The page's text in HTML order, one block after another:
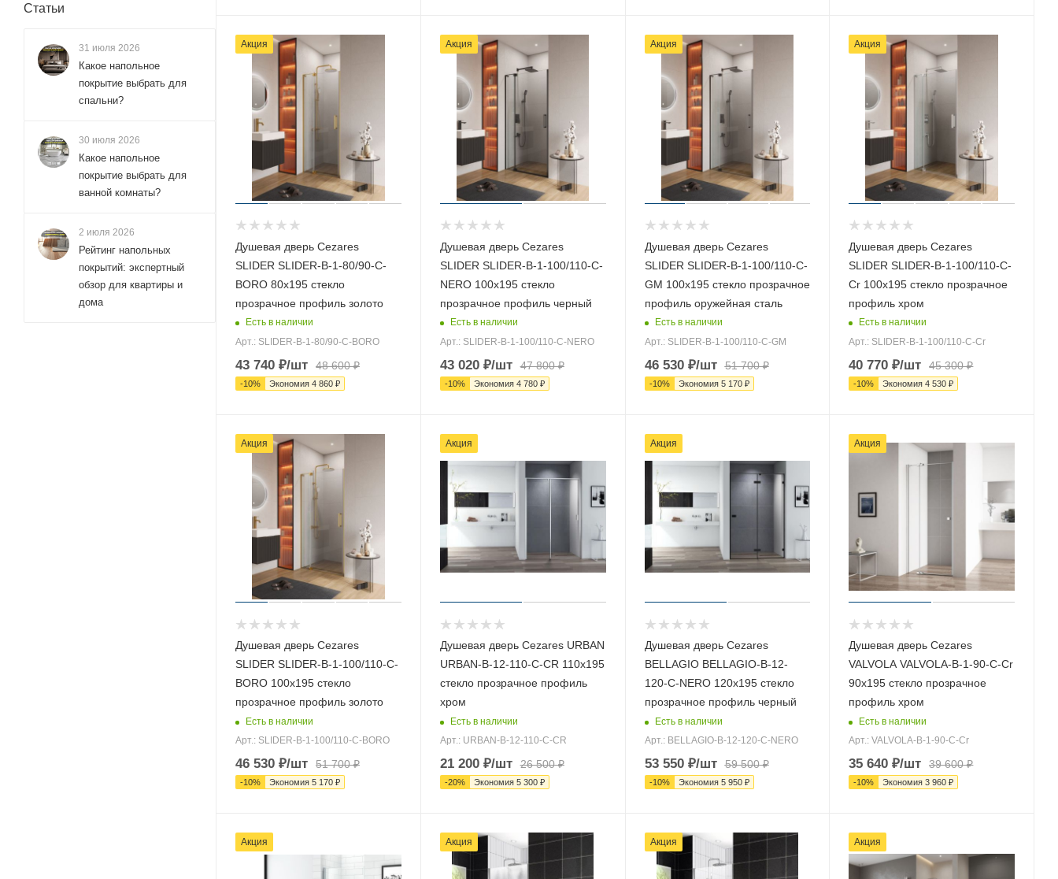
Акция
Душевая дверь Cezares
SLIDER SLIDER-B-1-80/90-C-
BORO 80х195 стекло
прозрачное профиль золото
Есть в наличии
Арт.: SLIDER-B-1-80/90-C-BORO
43 740 ₽/шт 48 600₽
-10% Экономия 4 860 ₽
Акция
Душевая дверь Cezares
SLIDER SLIDER-B-1-100/110-C-
NERO 100х195 стекло
прозрачное профиль черный
Есть в наличии
Арт.: SLIDER-B-1-100/110-C-NERO
43 020₽/шт 47 800₽
-10% Экономия 4 780₽
Акция
Душевая дверь Cezares
SLIDER SLIDER-B-1-100/110-C-
GM 100х195 стекло прозрачное
профиль оружейная сталь
Есть в наличии
Арт.: SLIDER-B-1-100/110-C-GM
46 530₽/шт 51 700₽
-10% Экономия 5 170₽
Акция
Душевая дверь Cezares
SLIDER SLIDER-B-1-100/110-C-
Cr 100х195 стекло прозрачное
профиль хром
Есть в наличии
Арт.: SLIDER-B-1-100/110-C-Cr
40 770 ₽/шт 45 300₽
-10% Экономия4 530 ₽
Акция
Душевая дверь Cezares
SLIDER SLIDER-B-1-100/110-C-
BORO 100х195 стекло
прозрачное профиль золото
Есть в наличии
Арт.: SLIDER-B-1-100/110-C-BORO
46 530 ₽/шт 51 700₽
-10% Экономия 5 170 ₽
Акция
Душевая дверь Cezares URBAN
URBAN-B-12-110-C-CR 110х195
стекло прозрачное профиль
хром
Есть в наличии
Арт.: URBAN-B-12-110-C-CR
21 200₽/шт 26 500₽
-20% Экономия 5 300₽
Акция
Душевая дверь Cezares
BELLAGIO BELLAGIO-B-12-
120-C-NERO 120х195 стекло
прозрачное профиль черный
Есть в наличии
Арт.: BELLAGIO-B-12-120-C-NERO
53 550₽/шт 59 500₽
-10% Экономия 5 950₽
Акция
Душевая дверь Cezares
VALVOLA VALVOLA-B-1-90-C-Cr
90х195 стекло прозрачное
профиль хром
Есть в наличии
Арт.: VALVOLA-B-1-90-C-Cr
35 640 ₽/шт 39 600₽
-10% Экономия3 960 ₽
Акция Акция Акция Акция
Статьи
31 июля 2026
Какое напольное
покрытие выбрать для
спальни?
30 июля 2026
Какое напольное
покрытие выбрать для
ванной комнаты?
2 июля 2026
Рейтинг напольных
покрытий: экспертный
обзор для квартиры и
дома